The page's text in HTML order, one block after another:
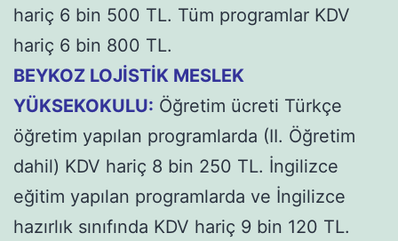
hariç 6 bin 500 TL. Tüm programlar KDV
hariç 6 bin 800 TL.
BEYKOZ LOJİSTİK MESLEK
YÜKSEKOKULU: Öğretim ücreti Türkçe
öğretim yapılan programlarda (II. Öğretim
dahil) KDV hariç 8 bin 250 TL. İngilizce
eğitim yapılan programlarda ve İngilizce
hazırlık sınıfında KDV hariç 9 bin 120 TL.